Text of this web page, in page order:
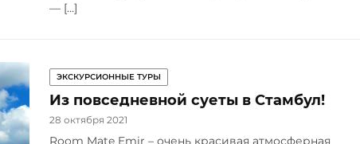
— […]
ЭКСКУРСИОННЫЕ ТУРЫ
Из повседневной суеты в Стамбул!
28 октября 2021
Room Mate Emir – очень красивая атмосферная